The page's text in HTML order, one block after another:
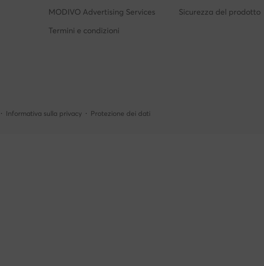
MODIVO Advertising Services
Termini e condizioni
Sicurezza del prodotto
Informativa sulla privacy Protezione dei dati